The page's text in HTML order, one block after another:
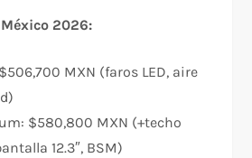
2026:
MXN (faros LED, aire
$580,800 MXN (+techo
12.3″, BSM)